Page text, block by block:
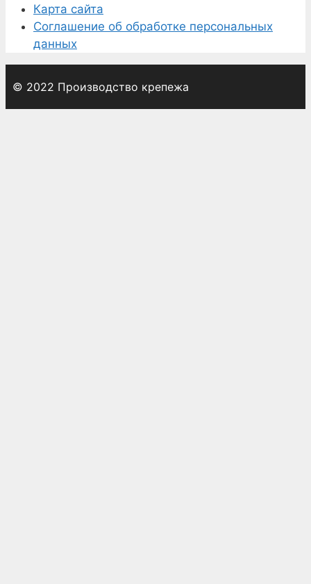
Карта сайта
Соглашение об обработке персональных
данных
© 2022 Производство крепежа